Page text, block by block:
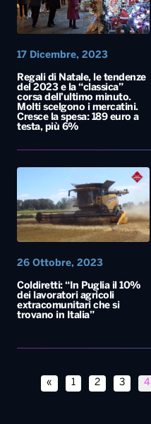
Regali di Natale, le tendenze
del 2023 e la “classica”
corsa dell’ultimo minuto.
Molti scelgono i mercatini.
Cresce la spesa: 189 euro a
testa, più 6%
17 Dicembre, 2023
Coldiretti: “In Puglia il 10%
dei lavoratori agricoli
extracomunitari che si
trovano in Italia”
26 Ottobre, 2023
« 1 2 3 4